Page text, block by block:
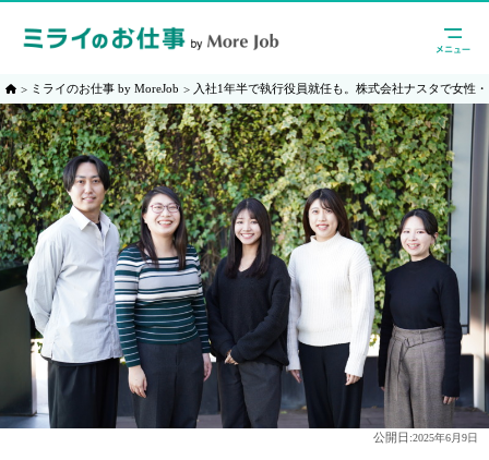
ミライのお仕事 by MoreJob 入社1年半で執行役員就任も。株式会社ナスタで女性
公開日:2025年6月9日